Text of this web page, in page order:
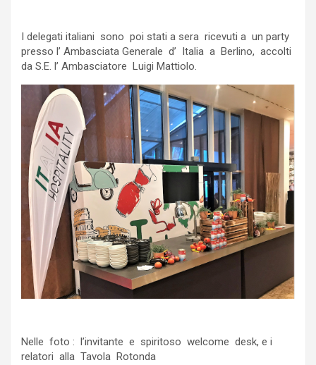
I delegati italiani sono poi stati a sera ricevuti a un party
presso l’ Ambasciata Generale d’ Italia a Berlino, accolti
da S.E. l’ Ambasciatore Luigi Mattiolo.
Nelle foto : l’invitante e spiritoso welcome desk, e i
relatori alla Tavola Rotonda